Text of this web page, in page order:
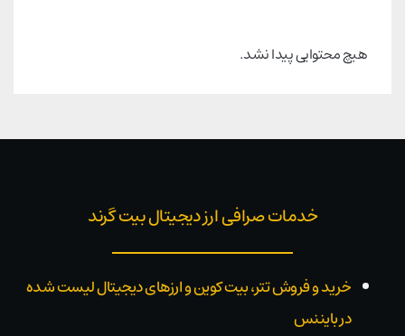
هیچ محتوایی پیدا نشد.
خدمات صرافی ارز دیجیتال بیت گرند
خرید و فروش تتر، بیت کوین و ارزهای دیجیتال لیست شده
در بایننس